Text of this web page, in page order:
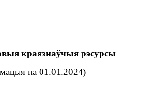
краязнаўчыя рэсурсы
на 01.01.2024)